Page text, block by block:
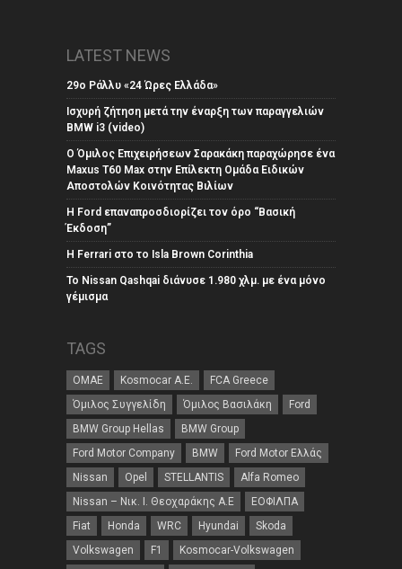
LATEST NEWS
29ο Ράλλυ «24 Ώρες Ελλάδα»
Ισχυρή ζήτηση μετά την έναρξη των παραγγελιών
BMW i3 (video)
Ο Όμιλος Επιχειρήσεων Σαρακάκη παραχώρησε ένα
Maxus T60 Max στην Επίλεκτη Ομάδα Ειδικών
Αποστολών Κοινότητας Βιλίων
Η Ford επαναπροσδιορίζει τον όρο “Βασική
Έκδοση”
Η Ferrari στο το Isla Brown Corinthia
Το Nissan Qashqai διάνυσε 1.980 χλμ. με ένα μόνο
γέμισμα
TAGS
ΟΜΑΕ Kosmocar Α.Ε.
FCA Greece
Όμιλος Συγγελίδη
Όμιλος Βασιλάκη
Ford
BMW Group Hellas
BMW Group
Ford Motor Company
BMW
Ford Motor Ελλάς
Nissan
Opel STELLANTIS
Alfa Romeo
Nissan – Νικ. Ι. Θεοχαράκης Α.Ε
ΕΟΦΙΛΠΑ
Fiat
Honda WRC Hyundai
Skoda
Volkswagen
F1
Kosmocar-Volkswagen